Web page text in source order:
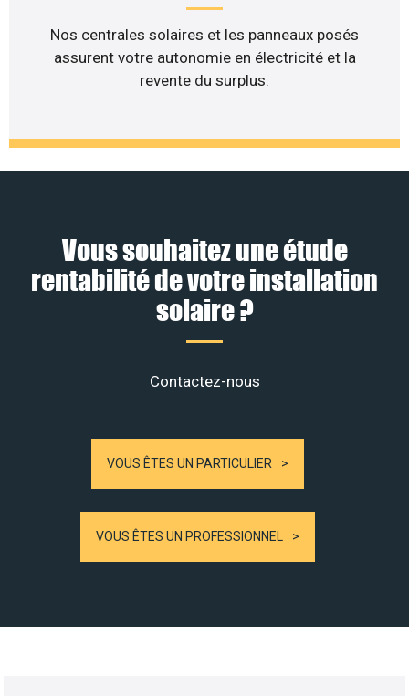
Nos centrales solaires et les panneaux posés
assurent votre autonomie en électricité et la
revente du surplus.
Vous souhaitez une étude
rentabilité de votre installation
solaire ?
Contactez-nous
VOUS ÊTES UN PARTICULIER
VOUS ÊTES UN PROFESSIONNEL